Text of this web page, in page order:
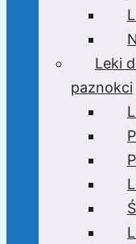
Leki
paznokci